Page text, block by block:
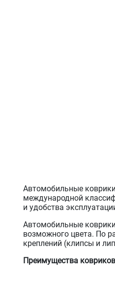
Автомобильные
международной
и удобства
Автомобильные
возможного цвета. По
креплений (клипсы и
Преимущества